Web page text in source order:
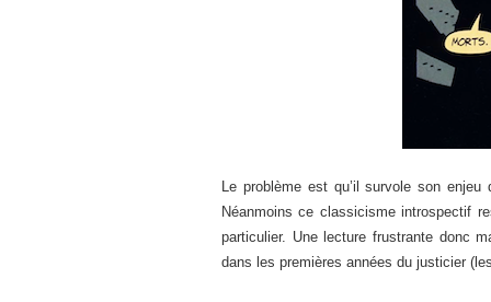
Le problème est qu’il survole son
Néanmoins ce classicisme introspectif
particulier. Une lecture frustrante donc
dans les premières années du justicier